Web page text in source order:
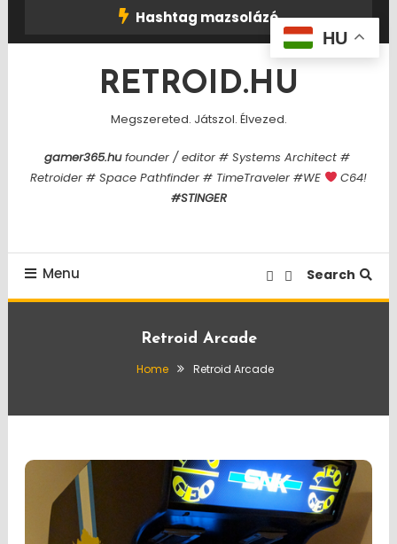
Hashtag mazsolázó
RETROID.HU
Megszereted. Játszol. Élvezed.
gamer365.hufounder / editor # Systems Architect #
Retroider # Space Pathfinder # TimeTraveler #WE
C64!
#STINGER
Menu Search
Retroid Arcade
Home Retroid Arcade
HU